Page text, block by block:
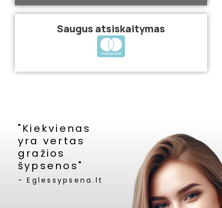
"Kiekvienas
yra vertas
gražios
šypsenos"
- Eglessypsena.lt